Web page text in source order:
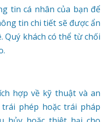
tin cá nhân của bạn để
tin chi tiết sẽ được ẩn
Quý khách có thể từ chối
hợp về kỹ thuật và an
phép hoặc trái pháp